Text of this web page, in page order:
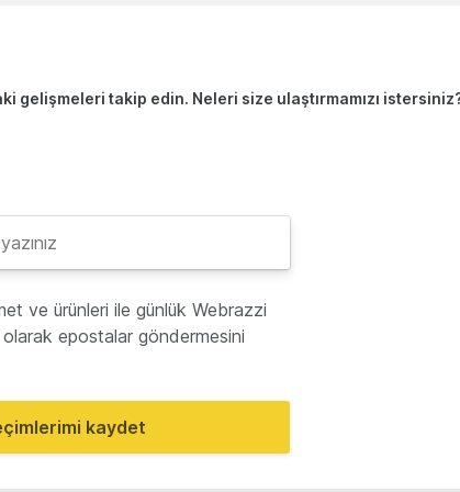
gelişmeleri takip edin. Neleri size ulaştırmamızı
ve ürünleri ile günlük Webrazzi
epostalar göndermesini
kaydet